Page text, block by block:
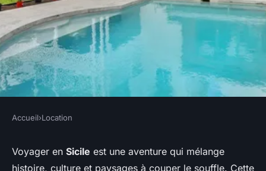
Comment choisir une location
Accueil›Location
Voyager en Sicile est une aventure qui mélange
histoire, culture et paysages à couper le souffle. Cette